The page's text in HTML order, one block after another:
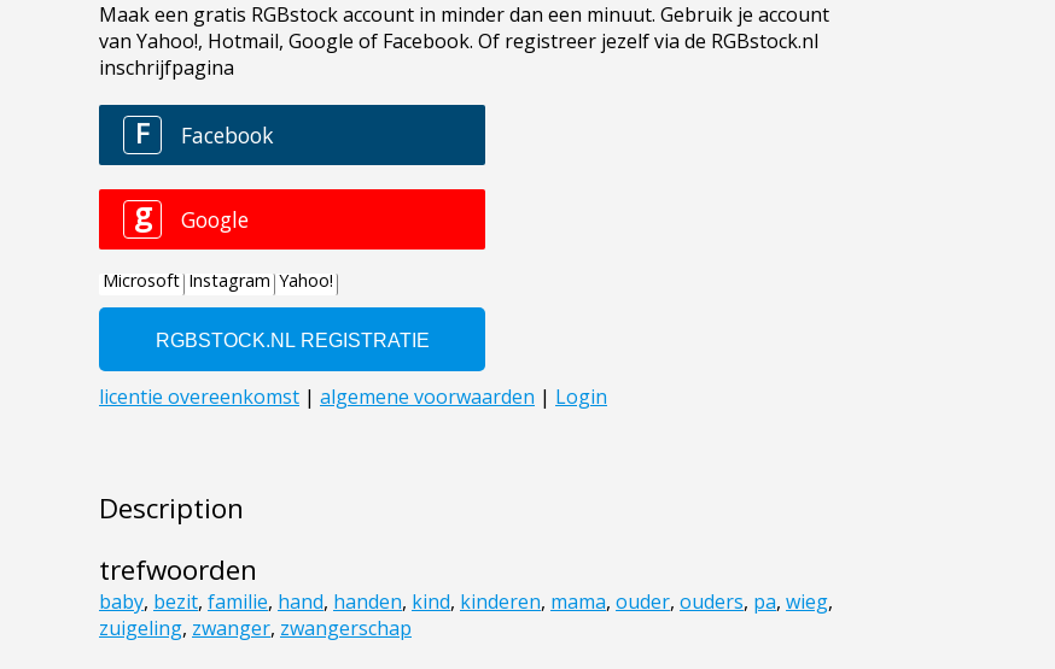
Description
trefwoorden
baby, bezit, familie, hand, handen, kind, kinderen, mama, ouder, ouders, pa, wieg,
zuigeling, zwanger, zwangerschap